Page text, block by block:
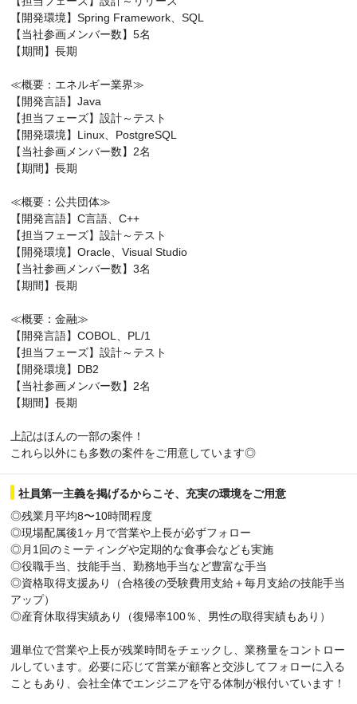
【開発環境】Spring Framework、SQL
【当社参画メンバー数】5名
【期間】長期
≪概要：エネルギー業界≫
【開発言語】Java
【担当フェーズ】設計～テスト
【開発環境】Linux、PostgreSQL
【当社参画メンバー数】2名
【期間】長期
≪概要：公共団体≫
【開発言語】C言語、C++
【担当フェーズ】設計～テスト
【開発環境】Oracle、Visual Studio
【当社参画メンバー数】3名
【期間】長期
≪概要：金融≫
【開発言語】COBOL、PL/1
【担当フェーズ】設計～テスト
【開発環境】DB2
【当社参画メンバー数】2名
【期間】長期
上記はほんの一部の案件！
これら以外にも多数の案件をご用意しています◎
社員第一主義を掲げるからこそ、充実の環境をご用意
◎残業月平均8〜10時間程度
◎現場配属後1ヶ月で営業や上長が必ずフォロー
◎月1回のミーティングや定期的な食事会なども実施
◎役職手当、技能手当、勤務地手当など豊富な手当
◎資格取得支援あり（合格後の受験費用支給＋毎月支給の技能手当
アップ）
◎産育休取得実績あり（復帰率100％、男性の取得実績もあり）
週単位で営業や上長が残業時間をチェックし、業務量をコントロー
ルしています。必要に応じて営業が顧客と交渉してフォローに入る
こともあり、会社全体でエンジニアを守る体制が根付いています！